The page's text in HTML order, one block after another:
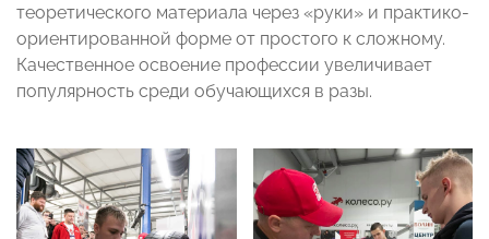
теоретического материала через «руки» и практико-
ориентированной форме от простого к сложному.
Качественное освоение профессии увеличивает
популярность среди обучающихся в разы.